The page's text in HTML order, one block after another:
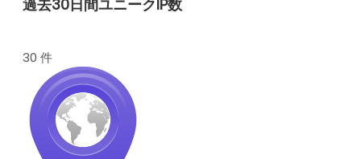
過去30日間ユニークIP数
30 件